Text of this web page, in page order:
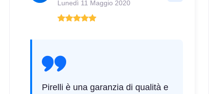
Lunedì 11 Maggio 2020
Pirelli è una garanzia di qualità e